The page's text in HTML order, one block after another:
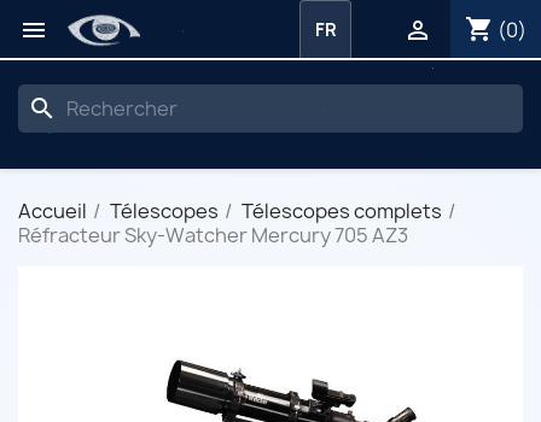
 shopping_cart (0)

FR
search
Accueil Télescopes
Télescopes complets
Réfracteur Sky-Watcher Mercury 705 AZ3